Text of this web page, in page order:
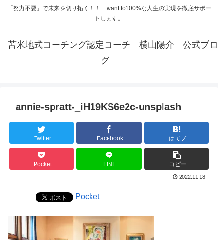
「努力不要」で未来を切り拓く！！ want to100%な人生の実現を徹底サポー
トします。
苫米地式コーチング認定コーチ 横山陽介 公式ブロ
グ
annie-spratt-_iH19KS6e2c-unsplash
Twitter Facebook はてブ
Pocket LINE コピー
2022.11.18
Pocket